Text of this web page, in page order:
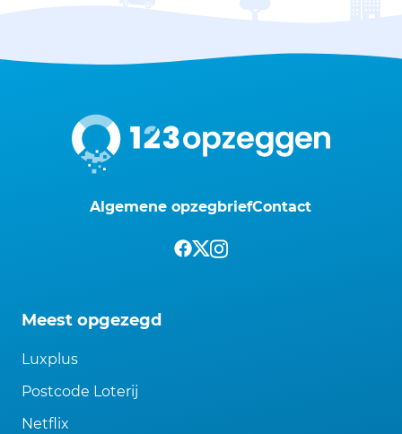
Algemene opzegbriefContact
Meest opgezegd
Luxplus
Postcode Loterij
Netflix